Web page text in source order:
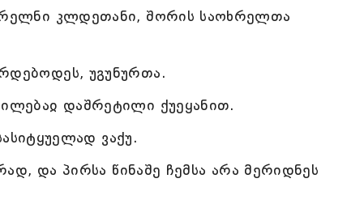
კლდეთანი, შორის საოხრელთა
უგუნურთა.
დაშრეტილი ქუეყანით.
ვაქუ.
და პირსა წინაშე ჩემსა არა მერიდნეს